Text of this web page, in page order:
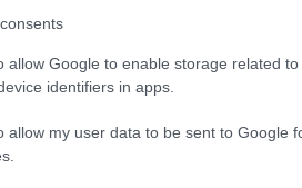
allow Google to enable storage related
identifiers in apps.
allow my user data to be sent to Google
GOG platform létrehozásáról,
üzleti sikerekről, valamint a
és jövőjéről.
videós tartalmakról, akkor
persze ne felejtsétek el
is munkánkat, akkor